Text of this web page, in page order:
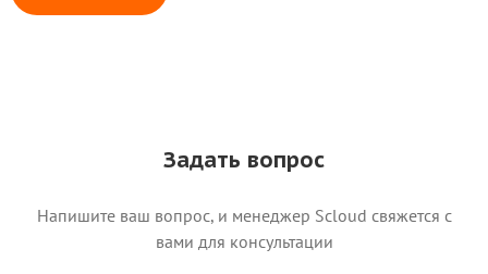
Задать вопрос
Напишите ваш вопрос, и менеджер Scloud свяжется c
вами для консультации